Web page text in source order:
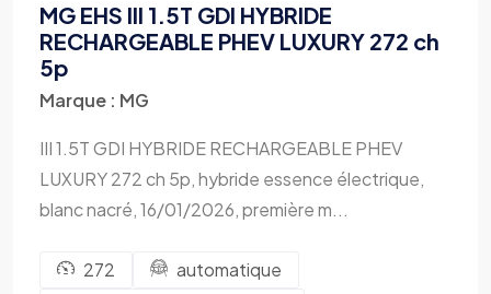
MG EHS III 1.5T GDI HYBRIDE
RECHARGEABLE PHEV LUXURY 272 ch
5p
Marque : MG
III 1.5T GDI HYBRIDE RECHARGEABLE PHEV
LUXURY 272 ch 5p, hybride essence électrique,
blanc nacré, 16/01/2026, première m...
272
automatique